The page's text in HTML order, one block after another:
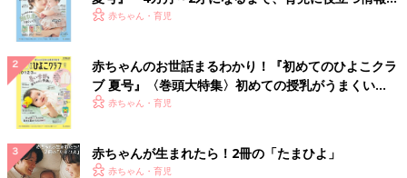
いっぱい！
赤ちゃん・育児
赤ちゃんのお世話まるわかり！『初めてのひよこクラ
ブ 夏号』〈巻頭大特集〉初めての授乳がうまくい
く！ おっぱい・ミルクの基本と夏のトラブル 解決テ
赤ちゃん・育児
赤ちゃんが生まれたら！2冊の「たまひよ」
赤ちゃん・育児